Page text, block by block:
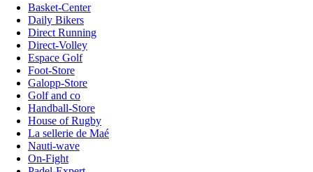
Basket-Center
Daily Bikers
Direct Running
Direct-Volley
Espace Golf
Foot-Store
Galopp-Store
Golf and co
Handball-Store
House of Rugby
La sellerie de Maé
Nauti-wave
On-Fight